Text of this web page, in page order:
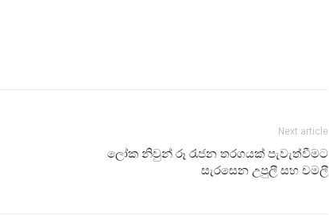
Next article
ලෝක නිවුන් රූ රැජන තරගයක් පැවැත්වීමට
සැරසෙන උපුලී සහ චමලී